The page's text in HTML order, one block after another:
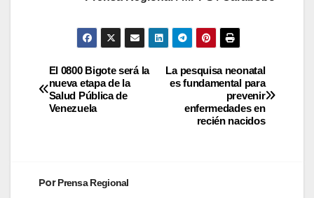
La pesquisa neonatal
es fundamental para
prevenir
enfermedades en
recién nacidos
El 0800 Bigote será la
nueva etapa de la
Salud Pública de
Venezuela
PorPrensa Regional